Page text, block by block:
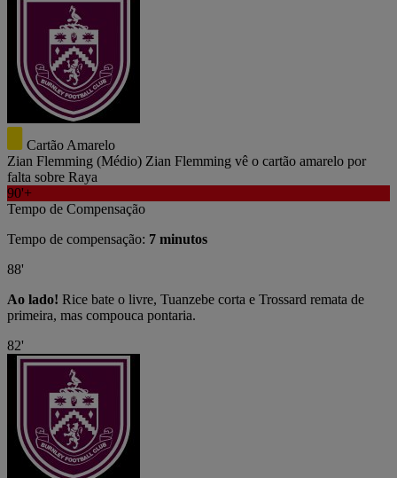
Cartão Amarelo
Zian Flemming (Médio) Zian Flemming vê o cartão amarelo por
falta sobre Raya
90'+
Tempo de Compensação
Tempo de compensação: 7 minutos
88'
Ao lado! Rice bate o livre, Tuanzebe corta e Trossard remata de
primeira, mas compouca pontaria.
82'